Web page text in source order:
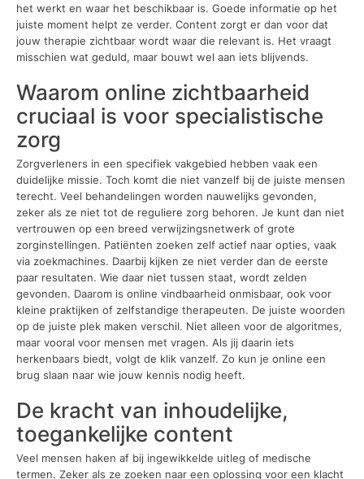
het werkt en waar het beschikbaar is. Goede informatie op het
juiste moment helpt ze verder. Content zorgt er dan voor dat
jouw therapie zichtbaar wordt waar die relevant is. Het vraagt
misschien wat geduld, maar bouwt wel aan iets blijvends.
Waarom online zichtbaarheid
cruciaal is voor specialistische
zorg
Zorgverleners in een specifiek vakgebied hebben vaak een
duidelijke missie. Toch komt die niet vanzelf bij de juiste mensen
terecht. Veel behandelingen worden nauwelijks gevonden,
zeker als ze niet tot de reguliere zorg behoren. Je kunt dan niet
vertrouwen op een breed verwijzingsnetwerk of grote
zorginstellingen. Patiënten zoeken zelf actief naar opties, vaak
via zoekmachines. Daarbij kijken ze niet verder dan de eerste
paar resultaten. Wie daar niet tussen staat, wordt zelden
gevonden. Daarom is online vindbaarheid onmisbaar, ook voor
kleine praktijken of zelfstandige therapeuten. De juiste woorden
op de juiste plek maken verschil. Niet alleen voor de algoritmes,
maar vooral voor mensen met vragen. Als jij daarin iets
herkenbaars biedt, volgt de klik vanzelf. Zo kun je online een
brug slaan naar wie jouw kennis nodig heeft.
De kracht van inhoudelijke,
toegankelijke content
Veel mensen haken af bij ingewikkelde uitleg of medische
termen. Zeker als ze zoeken naar een oplossing voor een klacht